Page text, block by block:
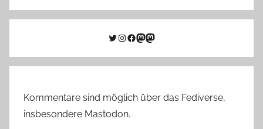
Twitter
Instagram
Facebook
Link zu Mastodon
Mastodon
Kommentare sind möglich über das Fediverse,
insbesondere Mastodon.